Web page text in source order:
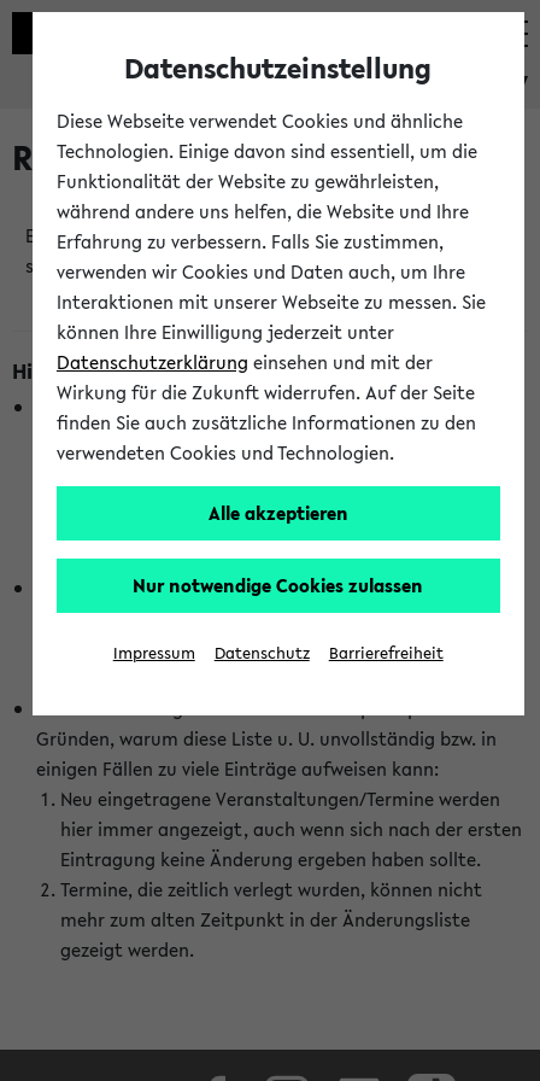
eKVV
Raumänderungen
Es wurden keine Raumänderungen an jetzt
stattfindenden Veranstaltungen gefunden!
Hinweise zur Liste der Raumänderungen
In dieser Liste werden nur Veranstaltungstermine
berücksichtigt, die gerade oder innerhalb der nächsten 2
Stunden stattfinden. Berücksichtigt werden nur Termine,
wurden. Die Anzeige ist semesterübergreifend und nicht
abhängig vom im eKVV gewählten Semester.
Die hier gezeigte Liste von Raumänderungen kann nur
vollständig sein, wenn den Fakultäten von den Lehrenden
die Änderungen zeitnah mitgeteilt und diese Änderungen
Gründen, warum diese Liste u. U. unvollständig bzw. in
einigen Fällen zu viele Einträge aufweisen kann:
Neu eingetragene Veranstaltungen/Termine werden
hier immer angezeigt, auch wenn sich nach der ersten
Eintragung keine Änderung ergeben haben sollte.
Termine, die zeitlich verlegt wurden, können nicht
mehr zum alten Zeitpunkt in der Änderungsliste
gezeigt werden.
Datenschutzeinstellung
Diese Webseite verwendet Cookies und ähnliche
Technologien. Einige davon sind essentiell, um die
Funktionalität der Website zu gewährleisten,
während andere uns helfen, die Website und Ihre
Erfahrung zu verbessern. Falls Sie zustimmen,
verwenden wir Cookies und Daten auch, um Ihre
Interaktionen mit unserer Webseite zu messen. Sie
können Ihre Einwilligung jederzeit unter
Datenschutzerklärung einsehen und mit der
Wirkung für die Zukunft widerrufen. Auf der Seite
finden Sie auch zusätzliche Informationen zu den
verwendeten Cookies und Technologien.
Alle akzeptieren
Nur notwendige Cookies zulassen
Impressum Datenschutz Barrierefreiheit